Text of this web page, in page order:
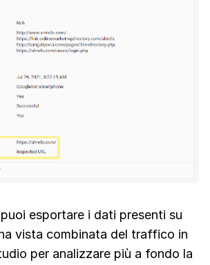
esportare i dati presenti su
vista combinata del traffico in
per analizzare più a fondo la